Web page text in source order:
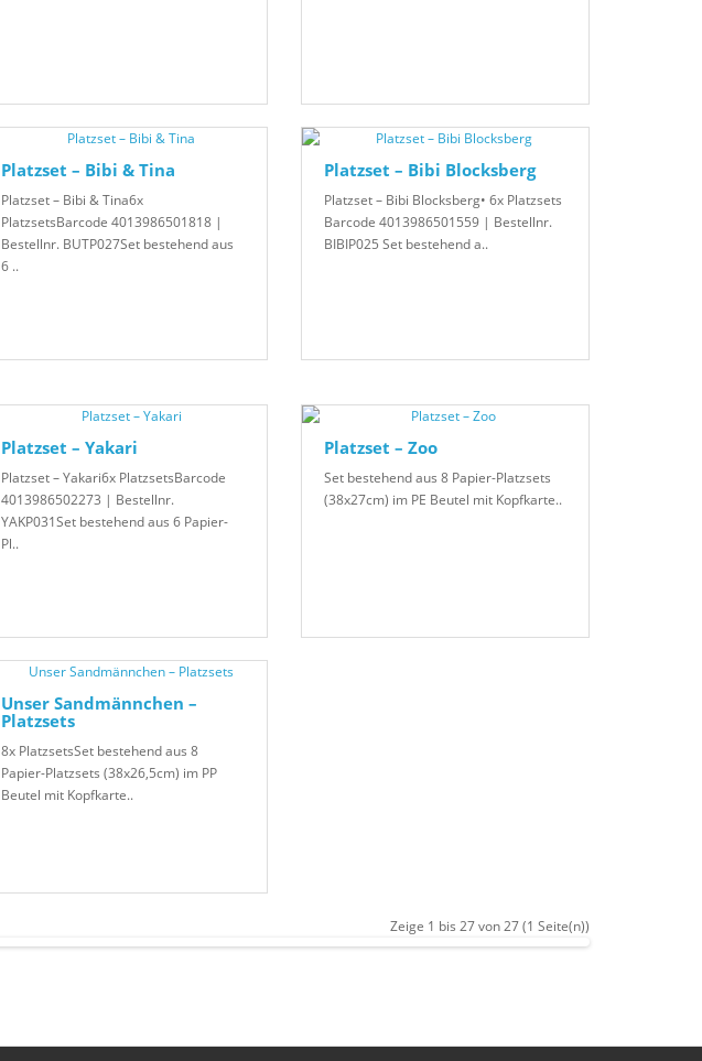
Platzset – Bibi & Tina
Platzset – Bibi & Tina6x
PlatzsetsBarcode 4013986501818 |
Bestellnr. BUTP027Set bestehend aus
6 ..
Platzset – Bibi Blocksberg
Platzset – Bibi Blocksberg• 6x Platzsets
Barcode 4013986501559 | Bestellnr.
BIBIP025 Set bestehend a..
Platzset – Yakari
Platzset – Yakari6x PlatzsetsBarcode
4013986502273 | Bestellnr.
YAKP031Set bestehend aus 6 Papier-
Pl..
Platzset – Zoo
Set bestehend aus 8 Papier-Platzsets
(38x27cm) im PE Beutel mit Kopfkarte..
Unser Sandmännchen –
Platzsets
8x PlatzsetsSet bestehend aus 8
Papier-Platzsets (38x26,5cm) im PP
Beutel mit Kopfkarte..
Zeige 1 bis 27 von 27 (1 Seite(n))